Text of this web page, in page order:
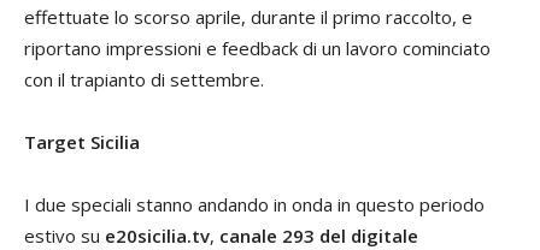
effettuate lo scorso aprile, durante il primo raccolto, e
riportano impressioni e feedback di un lavoro cominciato
con il trapianto di settembre.
Target Sicilia
I due speciali stanno andando in onda in questo periodo
estivo su e20sicilia.tv, canale 293 del digitale